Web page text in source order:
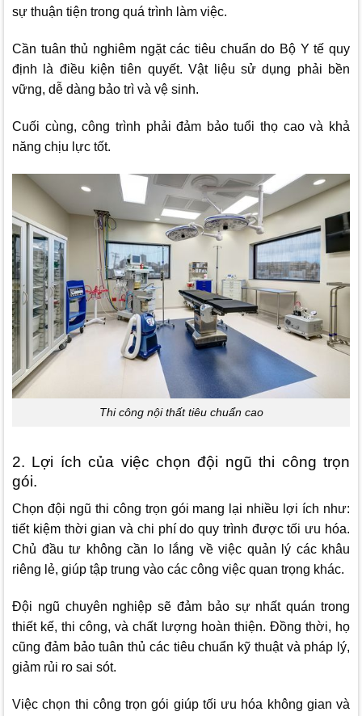
sự thuận tiện trong quá trình làm việc.
Cần tuân thủ nghiêm ngặt các tiêu chuẩn do Bộ Y tế quy
định là điều kiện tiên quyết. Vật liệu sử dụng phải bền
vững, dễ dàng bảo trì và vệ sinh.
Cuối cùng, công trình phải đảm bảo tuổi thọ cao và khả
năng chịu lực tốt.
Thi công nội thất tiêu chuẩn cao
2. Lợi ích của việc chọn đội ngũ thi công trọn
gói.
Chọn đội ngũ thi công trọn gói mang lại nhiều lợi ích như:
tiết kiệm thời gian và chi phí do quy trình được tối ưu hóa.
Chủ đầu tư không cần lo lắng về việc quản lý các khâu
riêng lẻ, giúp tập trung vào các công việc quan trọng khác.
Đội ngũ chuyên nghiệp sẽ đảm bảo sự nhất quán trong
thiết kế, thi công, và chất lượng hoàn thiện. Đồng thời, họ
cũng đảm bảo tuân thủ các tiêu chuẩn kỹ thuật và pháp lý,
giảm rủi ro sai sót.
Việc chọn thi công trọn gói giúp tối ưu hóa không gian và